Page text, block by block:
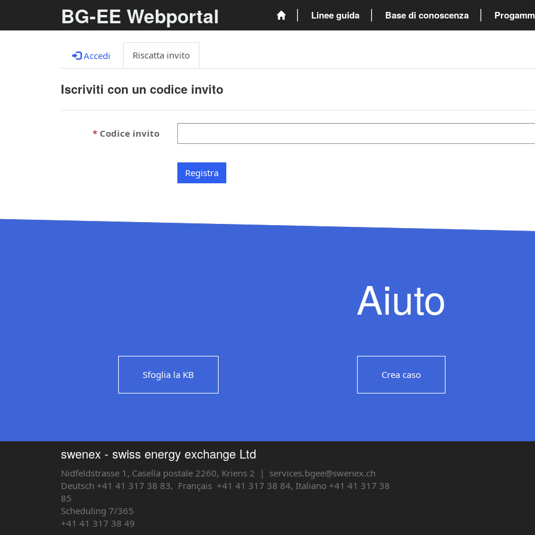
BG-EE Webportal Linee guida Base di conoscenza
Accedi Riscatta invito
Iscriviti con un codice invito
Codice invito
Registra
Aiuto
Sfoglia la KB Crea caso
swenex - swiss energy exchange Ltd
Nidfeldstrasse 1, Casella postale 2260, Kriens 2 | services.bgee@swenex.ch
Deutsch +41 41 317 38 83, Français +41 41 317 38 84, Italiano +41 41 317 38
85
Scheduling 7/365
+41 41 317 38 49